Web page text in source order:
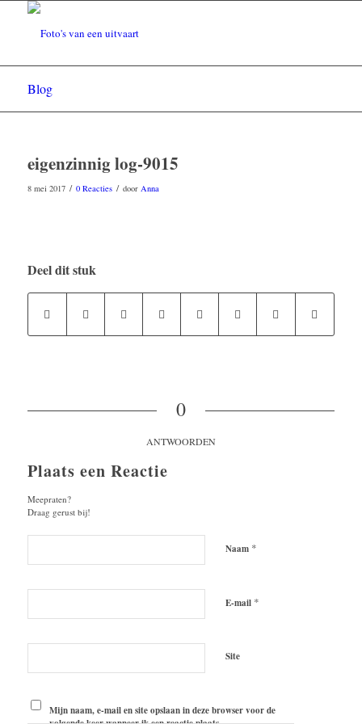
Blog
eigenzinnig log-9015
8 mei 2017 / 0 Reacties / door Anna
Deel dit stuk
0
ANTWOORDEN
Plaats een Reactie
Meepraten?
Draag gerust bij!
Naam *
E-mail *
Site
Mijn naam, e-mail en site opslaan in deze browser voor de